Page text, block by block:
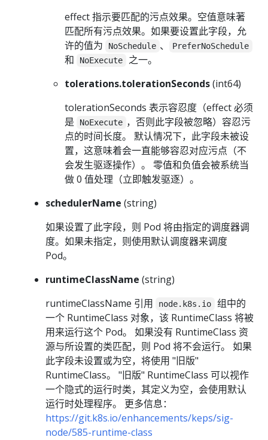
effect 指示要匹配的污点效果。空值意味著
匹配所有污点效果。如果要设置此字段，允
许的值为
NoSchedule 、 PreferNoSchedule
和 NoExecute
之一。
tolerations.tolerationSeconds(int64)
tolerationSeconds 表示容忍度（effect 必须
是
NoExecute ，否则此字段被忽略）容忍污
点的时间长度。 默认情况下，此字段未被设
置，这意味着会一直能够容忍对应污点（不
会发生驱逐操作）。 零值和负值会被系统当
做 0 值处理（立即触发驱逐）。
schedulerName (string)
如果设置了此字段，则 Pod 将由指定的调度器调
度。如果未指定，则使用默认调度器来调度
Pod。
runtimeClassName (string)
runtimeClassName 引用
node.k8s.io
组中的
一个 RuntimeClass 对象，该 RuntimeClass 将被
用来运行这个 Pod。 如果没有 RuntimeClass 资
源与所设置的类匹配，则 Pod 将不会运行。 如果
此字段未设置或为空，将使用 "旧版"
RuntimeClass。 "旧版" RuntimeClass 可以视作
一个隐式的运行时类，其定义为空，会使用默认
运行时处理程序。 更多信息：
https://git.k8s.io/enhancements/keps/sig-
node/585-runtime-class